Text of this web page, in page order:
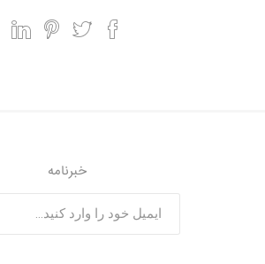
خبرنامه